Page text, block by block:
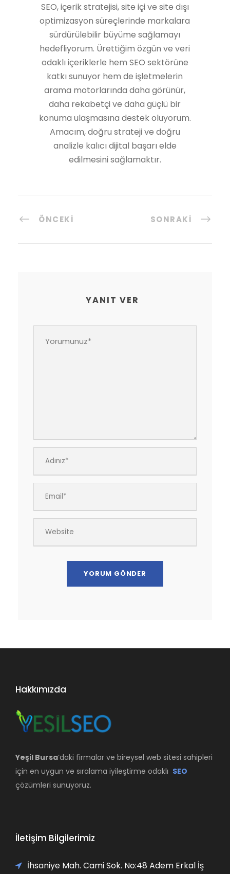
SEO, içerik stratejisi, site içi ve site dışı
optimizasyon süreçlerinde markalara
sürdürülebilir büyüme sağlamayı
hedefliyorum. Ürettiğim özgün ve veri
odaklı içeriklerle hem SEO sektörüne
katkı sunuyor hem de işletmelerin
arama motorlarında daha görünür,
daha rekabetçi ve daha güçlü bir
konuma ulaşmasına destek oluyorum.
Amacım, doğru strateji ve doğru
analizle kalıcı dijital başarı elde
edilmesini sağlamaktır.
ÖNCEKI SONRAKI
YANIT VER
Hakkımızda
Yeşil Bursa‘daki firmalar ve bireysel web sitesi sahipleri
için en uygun ve sıralama iyileştirme odaklı SEO
çözümleri sunuyoruz.
İletişim Bilgilerimiz
İhsaniye Mah. Cami Sok. No:48 Adem Erkal İş